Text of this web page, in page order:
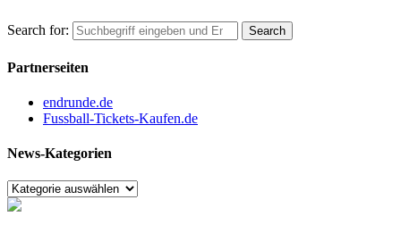
Search for:
Partnerseiten
endrunde.de
Fussball-Tickets-Kaufen.de
News-Kategorien